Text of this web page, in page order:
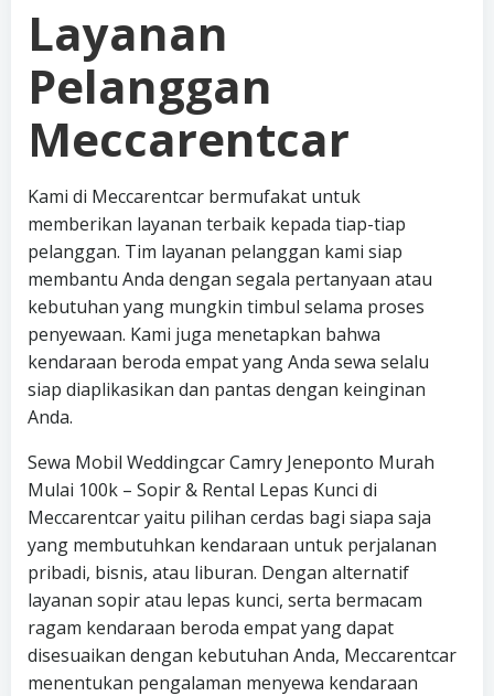
Layanan
Pelanggan
Meccarentcar
Kami di Meccarentcar bermufakat untuk
memberikan layanan terbaik kepada tiap-tiap
pelanggan. Tim layanan pelanggan kami siap
membantu Anda dengan segala pertanyaan atau
kebutuhan yang mungkin timbul selama proses
penyewaan. Kami juga menetapkan bahwa
kendaraan beroda empat yang Anda sewa selalu
siap diaplikasikan dan pantas dengan keinginan
Anda.
Sewa Mobil Weddingcar Camry Jeneponto Murah
Mulai 100k – Sopir & Rental Lepas Kunci di
Meccarentcar yaitu pilihan cerdas bagi siapa saja
yang membutuhkan kendaraan untuk perjalanan
pribadi, bisnis, atau liburan. Dengan alternatif
layanan sopir atau lepas kunci, serta bermacam
ragam kendaraan beroda empat yang dapat
disesuaikan dengan kebutuhan Anda, Meccarentcar
menentukan pengalaman menyewa kendaraan